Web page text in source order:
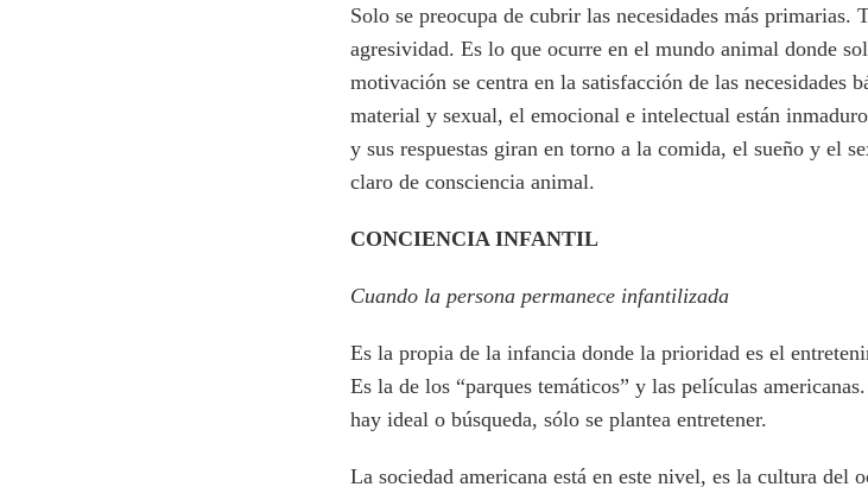
Solo se preocupa de cubrir las necesidades más primarias.
agresividad. Es lo que ocurre en el mundo animal donde
motivación se centra en la satisfacción de las necesidades
material y sexual, el emocional e intelectual están
y sus respuestas giran en torno a la comida, el sueño y el
claro de consciencia animal.
CONCIENCIA INFANTIL
Cuando la persona permanece infantilizada
Es la propia de la infancia donde la prioridad es el
Es la de los “parques temáticos” y las películas
hay ideal o búsqueda, sólo se plantea entretener.
La sociedad americana está en este nivel, es la cultura del